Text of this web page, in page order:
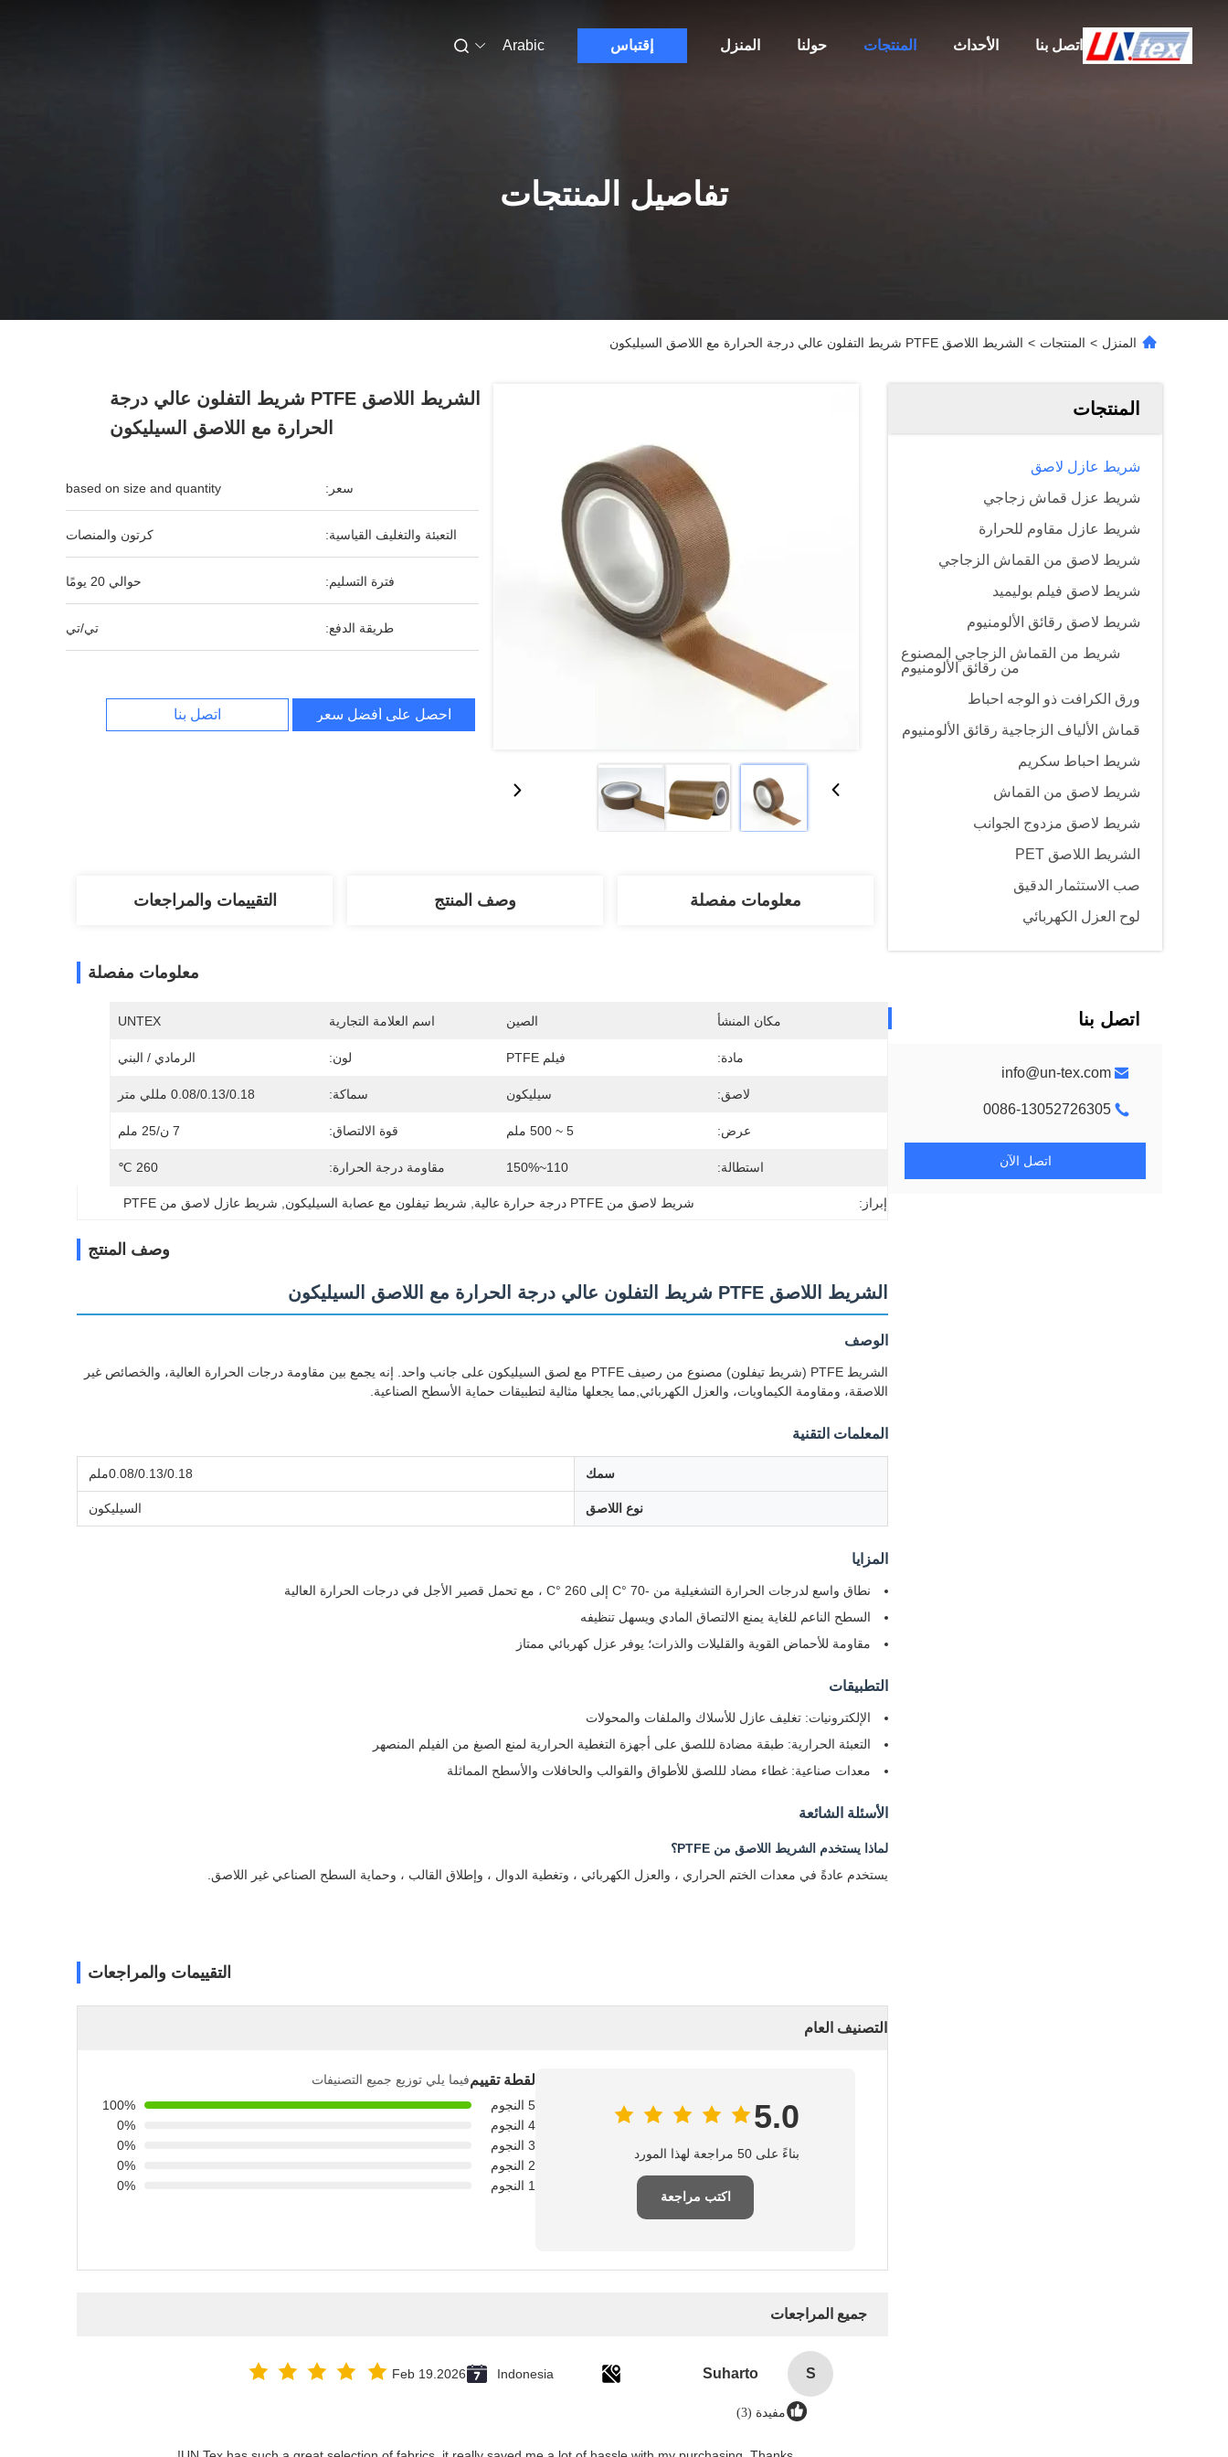
المنزل حولنا المنتجات الأحداث اتصل بنا إقتباس Arabic
تفاصيل المنتجات
المنزل > المنتجات > الشريط اللاصق PTFE شريط التفلون عالي درجة الحرارة مع اللاصق السيليكون
المنتجات
شريط عازل لاصق
شريط عزل قماش زجاجي
شريط عازل مقاوم للحرارة
شريط لاصق من القماش الزجاجي
شريط لاصق فيلم بوليميد
شريط لاصق رقائق الألومنيوم
شريط من القماش الزجاجي المصنوع
من رقائق الألومنيوم
ورق الكرافت ذو الوجه احباط
قماش الألياف الزجاجية رقائق الألومنيوم
شريط احباط سكريم
شريط لاصق من القماش
شريط لاصق مزدوج الجوانب
الشريط اللاصق PET
صب الاستثمار الدقيق
لوح العزل الكهربائي
اتصل بنا
info@un-tex.com
0086-13052726305
اتصل الآن
الشريط اللاصق PTFE شريط التفلون عالي درجة
الحرارة مع اللاصق السيليكون
سعر: based on size and quantity
التعبئة والتغليف القياسية: كرتون والمنصات
فترة التسليم: حوالي 20 يومًا
طريقة الدفع: تي/تي
احصل على أفضل سعر اتصل بنا
معلومات مفصلة وصف المنتج التقييمات والمراجعات
معلومات مفصلة
مكان المنشأ الصين اسم العلامة التجارية UNTEX
مادة: فيلم PTFE لون: الرمادي / البني
لاصق: سيليكون سماكة: 0.08/0.13/0.18 مللي متر
عرض: 5 ~ 500 ملم قوة الالتصاق: 7 ن/25 ملم
استطالة: 110~150% مقاومة درجة الحرارة: 260 ℃
إبراز: شريط لاصق من PTFE درجة حرارة عالية شريط تيفلون مع عصابة السيليكون شريط عازل لاصق من PTFE
وصف المنتج
الشريط اللاصق PTFE شريط التفلون عالي درجة الحرارة مع اللاصق السيليكون
الوصف
الشريط PTFE (شريط تيفلون) مصنوع من رصيف PTFE مع لصق السيليكون على جانب واحد. إنه يجمع بين مقاومة درجات الحرارة العالية، والخصائص غير
اللاصقة، ومقاومة الكيماويات، والعزل الكهربائي,مما يجعلها مثالية لتطبيقات حماية الأسطح الصناعية.
المعلمات التقنية
سمك 0.08/0.13/0.18ملم
نوع اللاصق السيليكون
المزايا
نطاق واسع لدرجات الحرارة التشغيلية من -70 °C إلى 260 °C ، مع تحمل قصير الأجل في درجات الحرارة العالية
السطح الناعم للغاية يمنع الالتصاق المادي ويسهل تنظيفه
مقاومة للأحماض القوية والقليلات والذرات؛ يوفر عزل كهربائي ممتاز
التطبيقات
الإلكترونيات: تغليف عازل للأسلاك والملفات والمحولات
التعبئة الحرارية: طبقة مضادة لللصق على أجهزة التغطية الحرارية لمنع الصبغ من الفيلم المنصهر
معدات صناعية: غطاء مضاد لللصق للأطواق والقوالب والحافلات والأسطح المماثلة
الأسئلة الشائعة
لماذا يستخدم الشريط اللاصق من PTFE؟
يستخدم عادةً في معدات الختم الحراري ، والعزل الكهربائي ، وتغطية الدوال ، وإطلاق القالب ، وحماية السطح الصناعي غير اللاصق.
التقييمات والمراجعات
التصنيف العام
5.0
بناءً على 50 مراجعة لهذا المورد
اكتب مراجعة
لقطة تقييمفيما يلي توزيع جميع التصنيفات
5 النجوم
100%
4 النجوم
0%
3 النجوم
0%
2 النجوم
0%
1 النجوم
0%
جميع المراجعات
S
Suharto
Indonesia
Feb 19.2026
مفيدة (3)